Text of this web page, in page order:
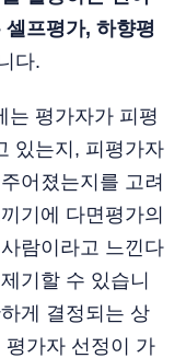
프평가, 하향평
다.
는 평가자가 피평
있는지, 피평가자
어졌는지를 고려
기에 다면평가의
람이라고 느낀다
기할 수 있습니
게 결정되는 상
가자 선정이 가